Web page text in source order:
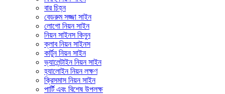
বার চিহ্ন
বেডরুম সজ্জা সাইন
লোগো নিয়ন সাইন
নিয়ন সাইনস কিনুন
ক্লাব নিয়ন সাইনস
কার্টুন নিয়ন সাইন
ভ্যালেন্টাইন নিয়ন সাইন
হ্যালোইন নিয়ন লক্ষণ
ক্রিসমাস নিয়ন সাইন
পার্টি এবং বিশেষ উপলক্ষ